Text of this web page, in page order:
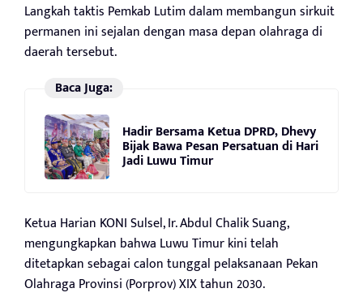
Langkah taktis Pemkab Lutim dalam membangun sirkuit
permanen ini sejalan dengan masa depan olahraga di
daerah tersebut.
Baca Juga:
Hadir Bersama Ketua DPRD, Dhevy
Bijak Bawa Pesan Persatuan di Hari
Jadi Luwu Timur
Ketua Harian KONI Sulsel, Ir. Abdul Chalik Suang,
mengungkapkan bahwa Luwu Timur kini telah
ditetapkan sebagai calon tunggal pelaksanaan Pekan
Olahraga Provinsi (Porprov) XIX tahun 2030.